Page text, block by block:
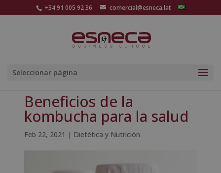
+34 91 005 92 36 comercial@esneca.lat
Seleccionar página
Beneficios de la
kombucha para la salud
Feb 22, 2021 | Dietética y Nutrición